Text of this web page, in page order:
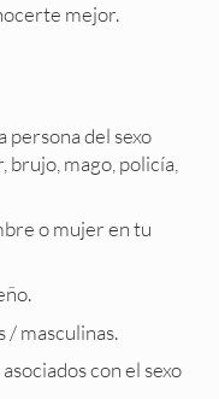
mejor.
persona del sexo
mago, policía,
o mujer en tu
/ masculinas.
con el sexo